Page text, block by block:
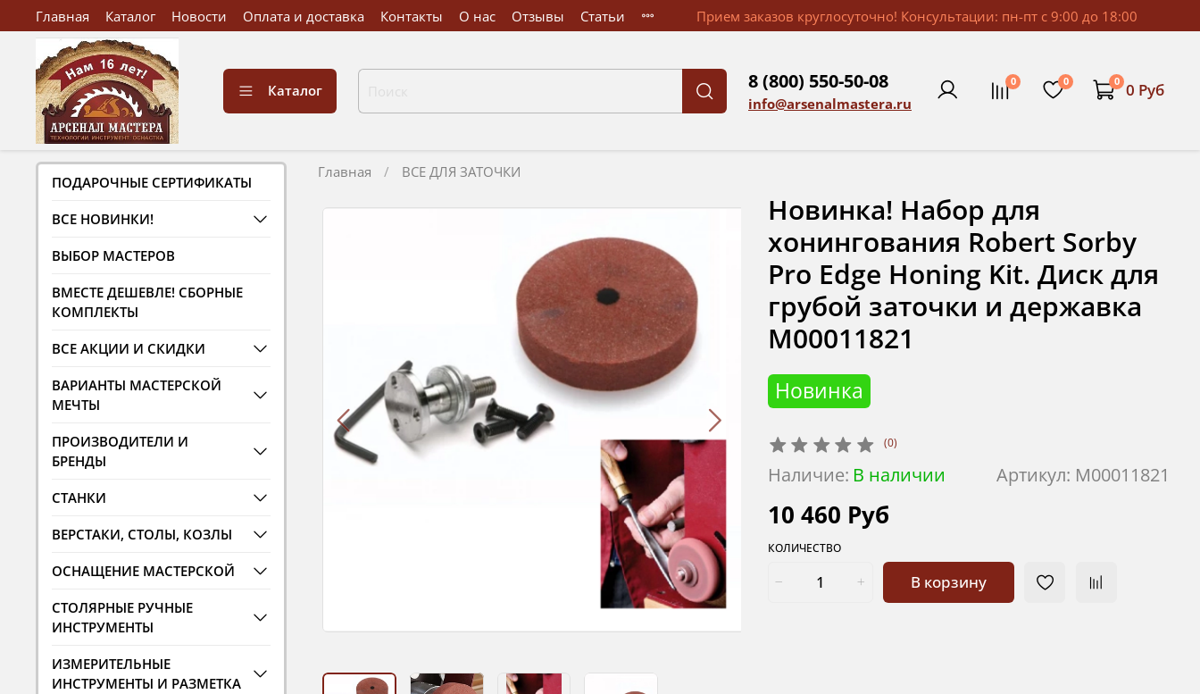
Главная Каталог Новости Оплата и доставка Контакты О нас Отзывы Статьи Прием заказов круглосуточно! Консультации: пн-пт с 9:00 до 18:00
Каталог 8 (800) 550-50-08
info@arsenalmastera.ru
0 0 0 0 Руб
Главная ВСЕ ДЛЯ ЗАТОЧКИ
(0)
Артикул: М00011821
Наличие: В наличии
Новинка
Новинка! Набор для
хонингования Robert Sorby
Pro Edge Honing Kit. Диск для
грубой заточки и державка
М00011821
10 460 Руб
КОЛИЧЕСТВО
В корзину
ПОДАРОЧНЫЕ СЕРТИФИКАТЫ
ВСЕ НОВИНКИ!
ВЫБОР МАСТЕРОВ
ВМЕСТЕ ДЕШЕВЛЕ! СБОРНЫЕ
КОМПЛЕКТЫ
ВСЕ АКЦИИ И СКИДКИ
ВАРИАНТЫ МАСТЕРСКОЙ
МЕЧТЫ
ПРОИЗВОДИТЕЛИ И
БРЕНДЫ
СТАНКИ
ВЕРСТАКИ, СТОЛЫ, КОЗЛЫ
ОСНАЩЕНИЕ МАСТЕРСКОЙ
СТОЛЯРНЫЕ РУЧНЫЕ
ИНСТРУМЕНТЫ
ИЗМЕРИТЕЛЬНЫЕ
ИНСТРУМЕНТЫ И РАЗМЕТКА